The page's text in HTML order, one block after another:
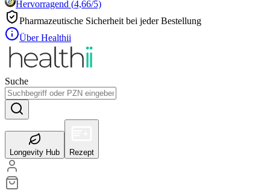
Hervorragend (4,66/5)
Pharmazeutische Sicherheit bei jeder Bestellung
Über Healthii
Suche
Longevity Hub Rezept